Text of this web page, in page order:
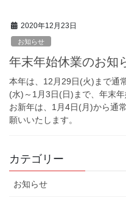
2020年12月23日
お知らせ
年末年始休業のお知
本年は、12月29日(火)まで通
(水)～1月3日(日)まで、年末
お新年は、1月4日(月)から通
願いいたします。
カテゴリー
お知らせ